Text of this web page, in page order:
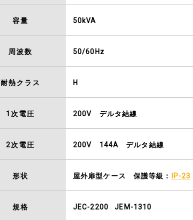
容量 50kVA
周波数 50/60Hz
耐熱クラス H
1次電圧 200V デルタ結線
2次電圧 200V 144A デルタ結線
形状 屋外扉型ケース 保護等級： IP-23
規格 JEC-2200 JEM-1310